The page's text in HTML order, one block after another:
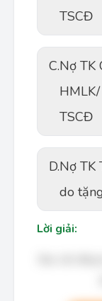
TSCĐ
C.Nợ TK
TSCĐ
D.Nợ TK
do
Lời giải: